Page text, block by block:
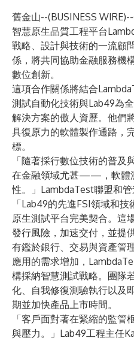
舊金山--(BUSINESS WIRE)--
智慧原生品質工程平台
戰略、設計與技術的一流顧
係，將共同協助金融服務機
數位創新。
這項合作關係將結合
測試自動化技術與Lab49為
解決方案的傲人資歷。他們
具復原力的軟體製作通路，
標。
「隨著採行數位技術的普
在金融領域尤甚——，軟體
性。」LambdaTest聯盟和管
「Lab49的先進FSI領域和
原生測試平台完美契合。這
發行風險，加速交付，並提
有鑑於銀行、交易與資產管
應用的需求增加，
構採納智慧測試戰略。團隊
化、自我修復測驗執行以及
期並加快產品上市時間。
「客戶面對著在緊縮的監管
與壓力。」Lab49工程主任